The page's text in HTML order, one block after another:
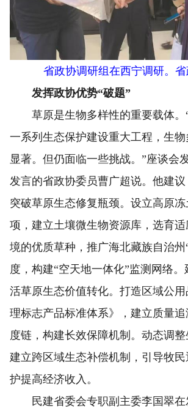
省政协调研组在西宁调研。省
发挥政协优势“破题”
草原是生物多样性的重要载体。
一系列生态保护建设重大工程，生
显著。但仍面临一些挑战。”座谈会
发言的省政协委员曹广超说。他建议
突破草原生态修复瓶颈。设立高原
项，建立土壤微生物资源库，选育
境的优质草种，推广海北藏族自治州
度，构建“空天地一体化”监测网络
活草原生态价值转化。打造区域公
理标志产品标准体系》，建立质量追
度链，构建长效保障机制。动态调整
建立跨区域生态补偿机制，引导牧
护提高经济收入。
民建省委会专职副主委李国翠在